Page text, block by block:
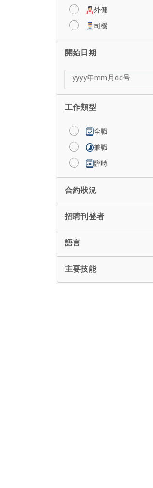
外傭
司機
開始日期
工作類型
全職
兼職
臨時
合約狀況
招聘刊登者
語言
主要技能